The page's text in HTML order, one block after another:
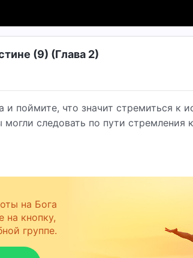
(9) (Глава 2)
поймите, что значит стремиться к
следовать по пути стремления
на Бога
кнопку,
группе.